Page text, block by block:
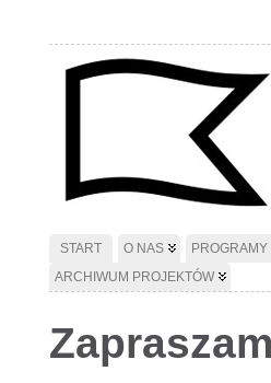
START O NAS PROGRAMY
ARCHIWUM PROJEKTÓW